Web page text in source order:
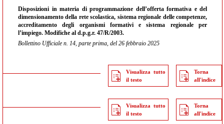
Disposizioni in materia di programmazione dell’offerta formativa e del
dimensionamento della rete scolastica, sistema regionale delle competenze,
accreditamento degli organismi formativi e sistema regionale per
l’impiego. Modifiche al d.p.g.r. 47/R/2003.
Bollettino Ufficiale n. 14, parte prima, del 26 febbraio 2025
Visualizza tutto
il testo
Torna
all'indice
Visualizza tutto
il testo
Torna
all'indice